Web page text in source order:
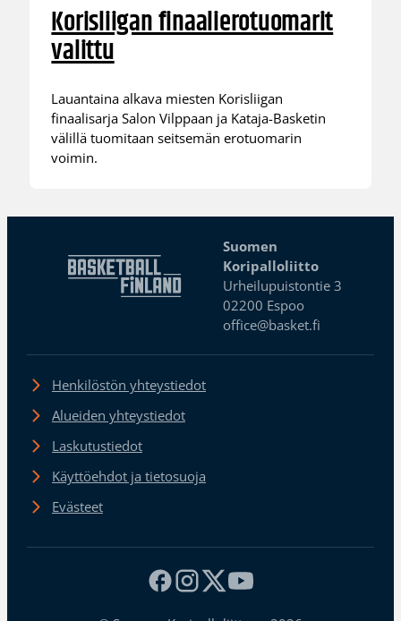
Korisliigan finaalierotuomarit
valittu
Lauantaina alkava miesten Korisliigan
finaalisarja Salon Vilppaan ja Kataja-Basketin
välillä tuomitaan seitsemän erotuomarin
voimin.
Suomen
Koripalloliitto
Urheilupuistontie 3
02200 Espoo
office@basket.fi
Henkilöstön yhteystiedot
Alueiden yhteystiedot
Laskutustiedot
Käyttöehdot ja tietosuoja
Evästeet